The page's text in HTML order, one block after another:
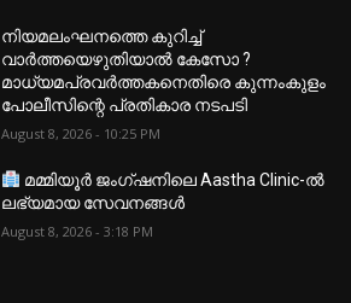
നിയമലംഘനത്തെ കുറിച്ച്
വാർത്തയെഴുതിയാൽ കേസോ ?
മാധ്യമപ്രവർത്തകനെതിരെ കുന്നംകുളം
പോലീസിന്റെ പ്രതികാര നടപടി
August 8, 2026 - 10:25 PM
മമ്മിയൂർ ജംഗ്ഷനിലെ Aastha Clinic-ൽ
ലഭ്യമായ സേവനങ്ങൾ
August 8, 2026 - 3:18 PM